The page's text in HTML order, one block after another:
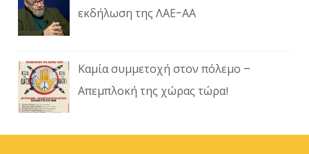
εκδήλωση της ΛΑΕ-ΑΑ
Καμία συμμετοχή στον πόλεμο –
Απεμπλοκή της χώρας τώρα!